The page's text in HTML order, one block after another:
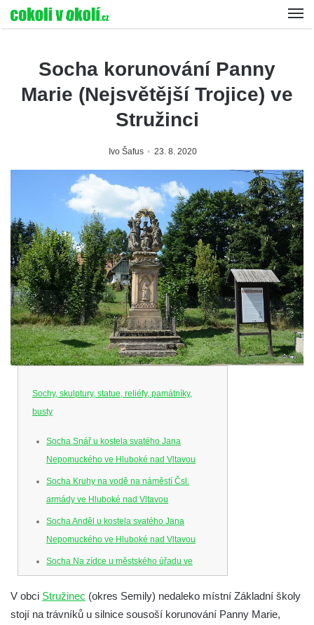
Socha korunování Panny
Marie (Nejsvětější Trojice) ve
Stružinci
Ivo Šafus 23. 8. 2020
Sochy, skulptury, statue, reliéfy, památníky,
busty
Socha Snář u kostela svatého Jana
Nepomuckého ve Hluboké nad Vltavou
Socha Kruhy na vodě na náměstí Čsl.
armády ve Hluboké nad Vltavou
Socha Anděl u kostela svatého Jana
Nepomuckého ve Hluboké nad Vltavou
Socha Na zídce u městského úřadu ve
Hluboké nad Vltavou
Socha Posel na břehu Munického rybníka
ve Hluboké nad Vltavou
V obci Stružinec (okres Semily) nedaleko místní Základní školy
stojí na trávníků u silnice sousoší korunování Panny Marie,